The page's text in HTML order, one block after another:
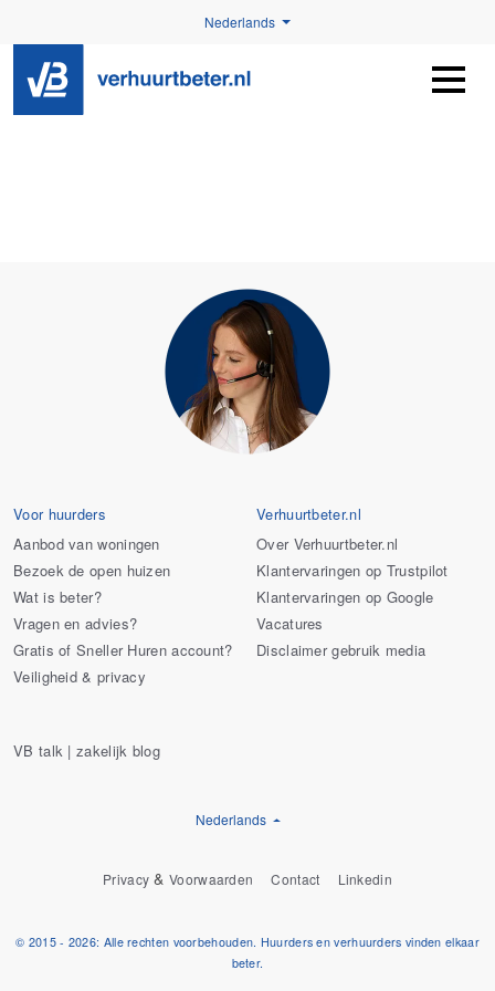
Nederlands
Voor huurders
Aanbod van woningen
Bezoek de open huizen
Wat is beter?
Vragen en advies?
Gratis of Sneller Huren account?
Veiligheid & privacy
Verhuurtbeter.nl
Over Verhuurtbeter.nl
Klantervaringen op Trustpilot
Klantervaringen op Google
Vacatures
Disclaimer gebruik media
VB talk | zakelijk blog
Nederlands
Privacy &Voorwaarden Contact Linkedin
© 2015 - 2026: Alle rechten voorbehouden. Huurders en verhuurders vinden elkaar
beter.